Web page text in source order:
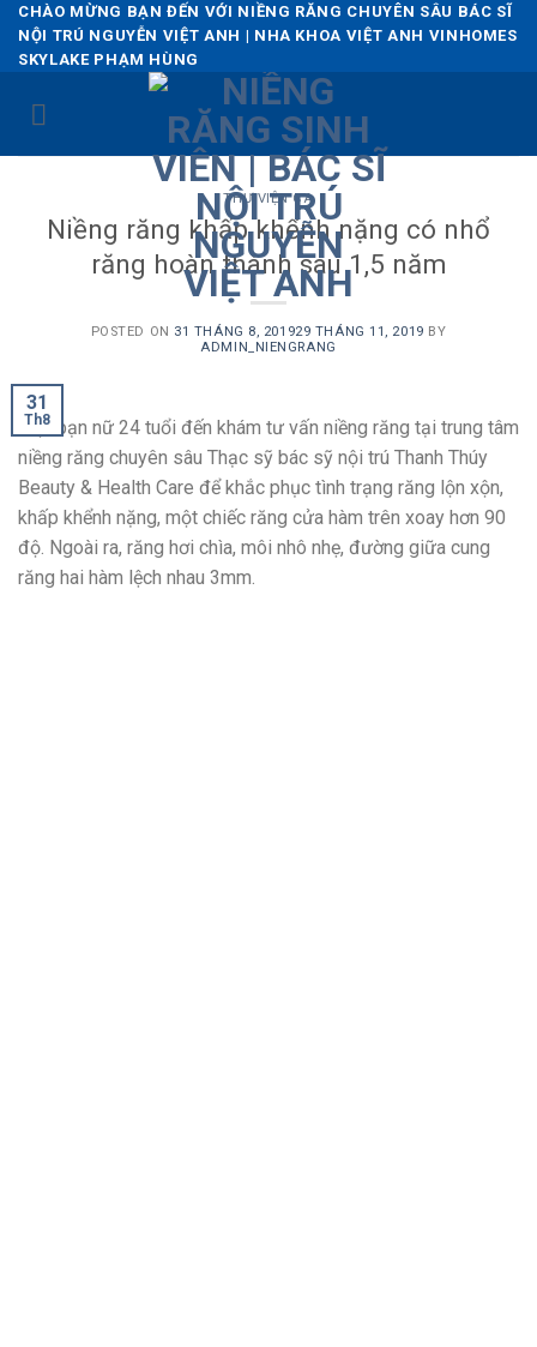
Skip
content
CHÀO MỪNG BẠN ĐẾN VỚI NIỀNG RĂNG CHUYÊN SÂU BÁC SĨ
NỘI TRÚ NGUYỄN VIỆT ANH | NHA KHOA VIỆT ANH VINHOMES
SKYLAKE PHẠM HÙNG
THƯ VIỆN CA
Niềng răng khấp khểnh nặng có nhổ
răng hoàn thành sau 1,5 năm
POSTED ON 31 THÁNG 8, 201929 THÁNG 11, 2019 BY
ADMIN_NIENGRANG
31
Th8
Một bạn nữ 24 tuổi đến khám tư vấn niềng răng tại trung tâm
niềng răng chuyên sâu Thạc sỹ bác sỹ nội trú Thanh Thúy
Beauty & Health Care để khắc phục tình trạng răng lộn xộn,
khấp khểnh nặng, một chiếc răng cửa hàm trên xoay hơn 90
độ. Ngoài ra, răng hơi chìa, môi nhô nhẹ, đường giữa cung
răng hai hàm lệch nhau 3mm.